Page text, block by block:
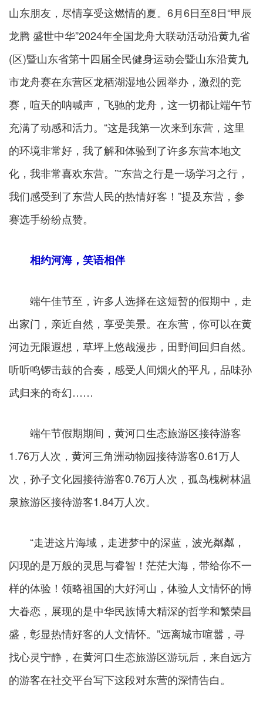
山东朋友，尽情享受这燃情的夏。6月6日至8日“甲辰
龙腾 盛世中华”2024年全国龙舟大联动活动沿黄九省
(区)暨山东省第十四届全民健身运动会暨山东沿黄九
市龙舟赛在东营区龙栖湖湿地公园举办，激烈的竞
赛，喧天的呐喊声，飞驰的龙舟，这一切都让端午节
充满了动感和活力。“这是我第一次来到东营，这里
的环境非常好，我了解和体验到了许多东营本地文
化，我非常喜欢东营。”“东营之行是一场学习之行，
我们感受到了东营人民的热情好客！”提及东营，参
赛选手纷纷点赞。
相约河海，笑语相伴
端午佳节至，许多人选择在这短暂的假期中，走
出家门，亲近自然，享受美景。在东营，你可以在黄
河边无限遐想，草坪上悠哉漫步，田野间回归自然。
听听鸣锣击鼓的合奏，感受人间烟火的平凡，品味孙
武归来的奇幻……
端午节假期期间，黄河口生态旅游区接待游客
1.76万人次，黄河三角洲动物园接待游客0.61万人
次，孙子文化园接待游客0.76万人次，孤岛槐树林温
泉旅游区接待游客1.84万人次。
“走进这片海域，走进梦中的深蓝，波光粼粼，
闪现的是万般的灵思与睿智！茫茫大海，带给你不一
样的体验！领略祖国的大好河山，体验人文情怀的博
大眷恋，展现的是中华民族博大精深的哲学和繁荣昌
盛，彰显热情好客的人文情怀。”远离城市喧嚣，寻
找心灵宁静，在黄河口生态旅游区游玩后，来自远方
的游客在社交平台写下这段对东营的深情告白。